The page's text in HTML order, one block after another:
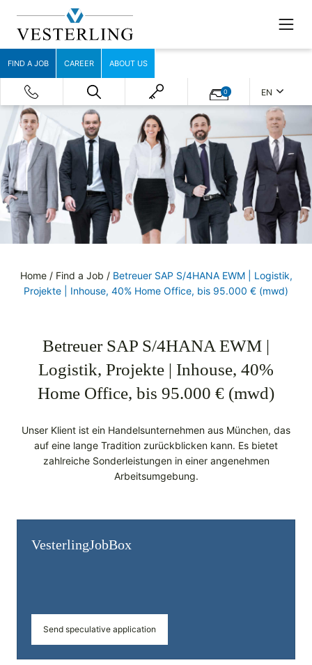
FIND A JOB CAREER ABOUT US
0 EN
Home/ Find a Job / Betreuer SAP S/4HANA EWM | Logistik,
Projekte | Inhouse, 40% Home Office, bis 95.000 € (mwd)
Betreuer SAP S/4HANA EWM |
Logistik, Projekte | Inhouse, 40%
Home Office, bis 95.000 € (mwd)
Unser Klient ist ein Handelsunternehmen aus München, das
auf eine lange Tradition zurückblicken kann. Es bietet
zahlreiche Sonderleistungen in einer angenehmen
Arbeitsumgebung.
Vesterling­JobBox
Send speculative application